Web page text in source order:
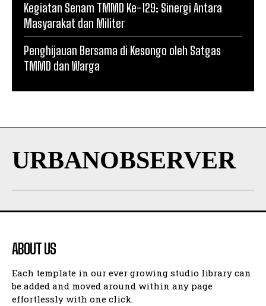
Kegiatan Senam TMMD Ke-129: Sinergi Antara
Masyarakat dan Militer
Penghijauan Bersama di Kesongo oleh Satgas
TMMD dan Warga
URBANOBSERVER
ABOUT US
Each template in our ever growing studio library can
be added and moved around within any page
effortlessly with one click.